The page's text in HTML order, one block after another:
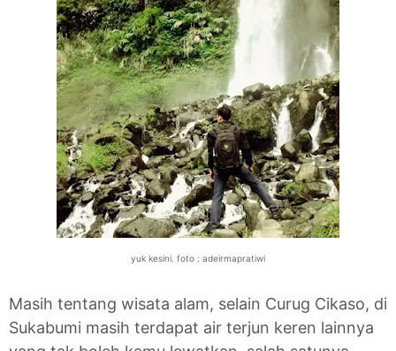
yuk kesini. foto : adeirmapratiwi
Masih tentang wisata alam, selain Curug Cikaso, di
Sukabumi masih terdapat air terjun keren lainnya